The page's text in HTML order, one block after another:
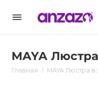
MAYA
Главная MAYA Люстра в